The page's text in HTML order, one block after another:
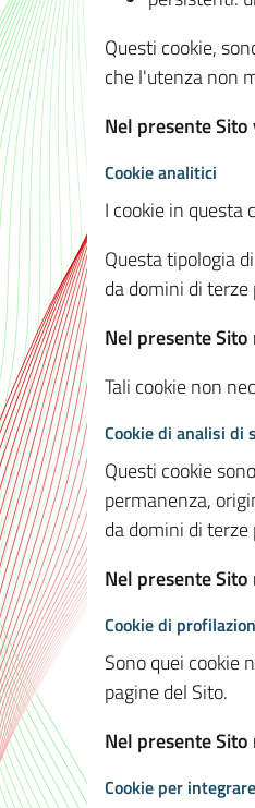
Questi cookie,
che l'utenza non
Nel presente
Cookie analitici
I cookie in questa
Questa tipologia
da domini di terze
Nel presente
Tali cookie non
Cookie di analisi di
Questi cookie
permanenza,
da domini di
Nel presente
Cookie di
Sono quei cookie
pagine del Sito.
Nel presente
Cookie per